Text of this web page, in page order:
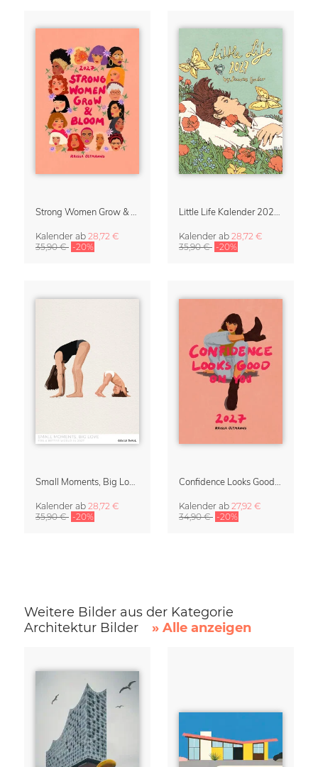
Kalender ab 28,72 €
35,90 € -20%
Kalender ab 28,72 €
35,90 € -20%
Kalender ab 28,72 €
35,90 € -20%
Kalender ab 27,92 €
34,90 € -20%
Weitere Bilder aus der Kategorie
Architektur Bilder
» Alle anzeigen